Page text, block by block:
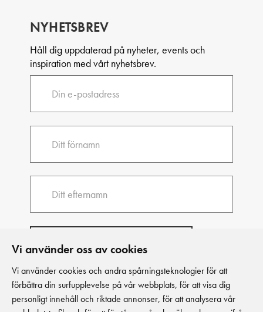
Vi använder oss av cookies
Vi använder cookies och andra spårningsteknologier för att
förbättra din surfupplevelse på vår webbplats, för att visa dig
personligt innehåll och riktade annonser, för att analysera vår
NYHETSBREV
Håll dig uppdaterad på nyheter, events och
inspiration med vårt nyhetsbrev.